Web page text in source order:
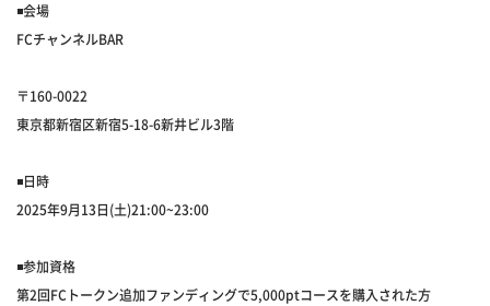
◾️会場
FCチャンネルBAR
〒160-0022
東京都新宿区新宿5-18-6新井ビル3階
◾️日時
2025年9月13日(土)21:00~23:00
◾️参加資格
第2回FCトークン追加ファンディングで5,000ptコースを購入された方